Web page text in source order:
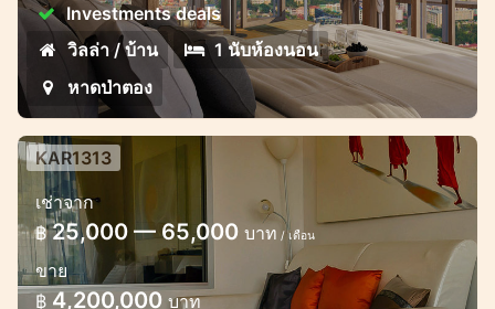
Investments deals
วิลล่า / บ้าน
1 นับห้องนอน
หาดป่าตอง
KAR1313
เช่าจาก
฿ 25,000 — 65,000 บาท / เดือน
ขาย
฿ 4,200,000 บาท